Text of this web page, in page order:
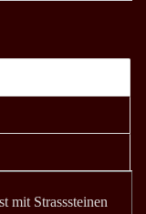
mit Strasssteinen